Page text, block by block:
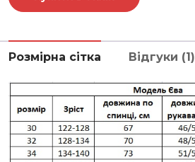
Розмірна сітка Відгуки (1)